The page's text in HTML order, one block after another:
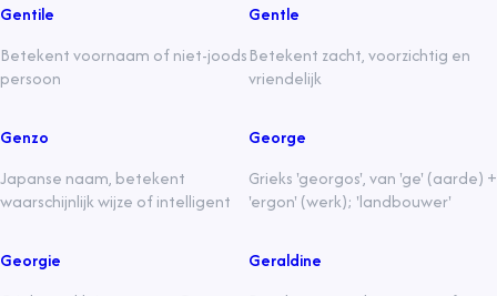
Gentile
Betekent voornaam of niet-joods
persoon
Gentle
Betekent zacht, voorzichtig en
vriendelijk
Genzo
Japanse naam, betekent
waarschijnlijk wijze of intelligent
George
Grieks 'georgos', van 'ge' (aarde) +
'ergon' (werk); 'landbouwer'
Georgie
Geraldine